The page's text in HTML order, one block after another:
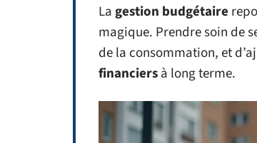
Lagestion budgétaire
magique. Prendre soin de
de la consommation, et
financiersà long terme.